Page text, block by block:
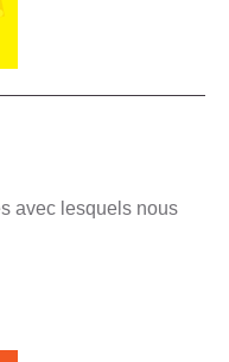
avec lesquels nous